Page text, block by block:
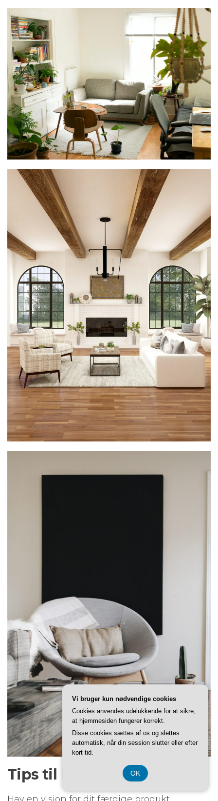
Tips til boligforbedring
Vi bruger kun nødvendige cookies
Cookies anvendes udelukkende for at sikre,
at hjemmesiden fungerer korrekt.
Disse cookies sættes af os og slettes
automatisk, når din session slutter eller efter
kort tid.
OK